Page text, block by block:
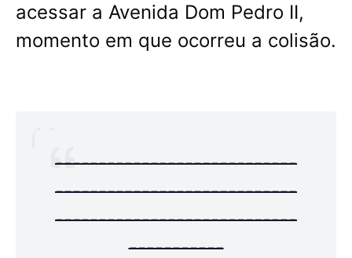
acessar a Avenida Dom Pedro II,
momento em que ocorreu a colisão.
----------------------------
----------------------------
----------------------------
-----------